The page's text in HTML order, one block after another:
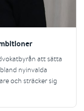
att sätta
nyinvalda
och sträcker sig